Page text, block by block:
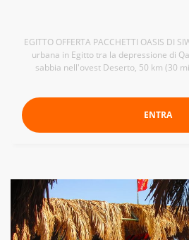
EGITTO OFFERTA PACCHETTI OASIS DI
urbana in Egitto tra la depressione di
sabbia nell'ovest Deserto, 50 km (30
ENTRA